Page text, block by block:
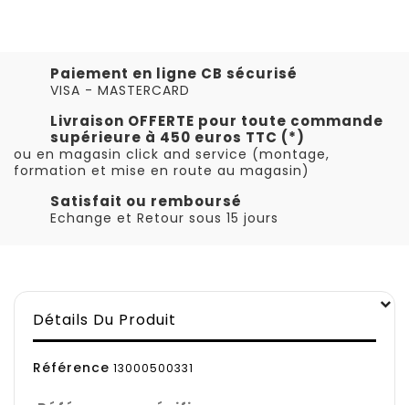
Paiement en ligne CB sécurisé
VISA - MASTERCARD
Livraison OFFERTE pour toute commande
supérieure à 450 euros TTC (*)
ou en magasin click and service (montage,
formation et mise en route au magasin)
Satisfait ou remboursé
Echange et Retour sous 15 jours
Détails Du Produit
Référence 13000500331